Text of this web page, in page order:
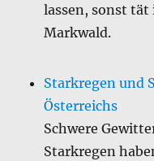
lassen, sonst
Markwald.
Starkregen und
Österreichs
Schwere
Starkregen